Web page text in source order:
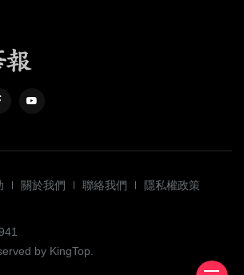
關於我們 聯絡我們
隱私權政策
by KingTop.